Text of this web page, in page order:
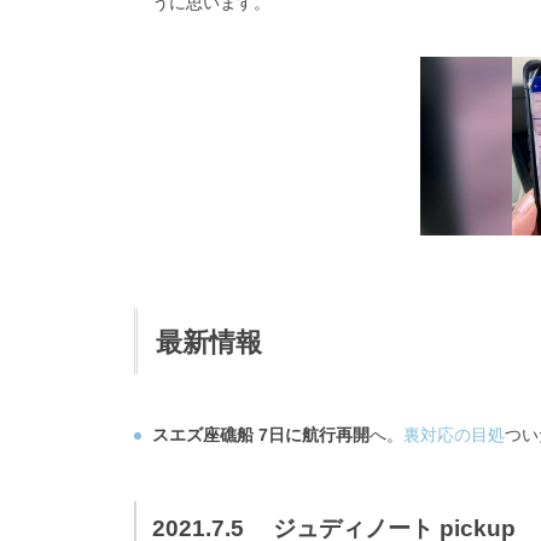
最新情報
スエズ座礁船 7日に航行再開へ。 裏対応の目処つ
2021.7.5 ジュディノート pickup